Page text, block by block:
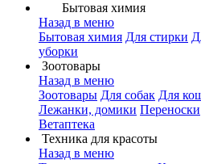
Бытовая химия
Назад в меню
Бытовая химия Для стирки
уборки
Зоотовары
Назад в меню
Зоотовары Для собак Для
Лежанки, домики Переноски
Ветаптека
Техника для красоты
Назад в меню